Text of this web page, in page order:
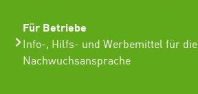
Für Betriebe
Info-, Hilfs- und Werbemittel für die
Nachwuchsansprache